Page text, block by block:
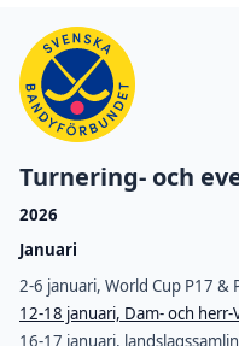
Turnering- och
2026
Januari
2-6 januari, World Cup P17 &
12-18 januari, Dam- och
16-17 januari,